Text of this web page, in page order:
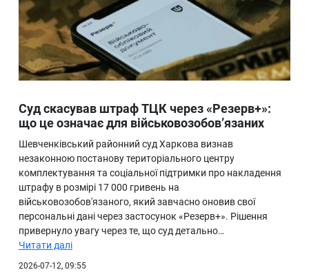
Суд скасував штраф ТЦК через «Резерв+»:
що це означає для військовозобов’язаних
Шевченківський районний суд Харкова визнав
незаконною постанову територіального центру
комплектування та соціальної підтримки про накладення
штрафу в розмірі 17 000 гривень на
військовозобов'язаного, який завчасно оновив свої
персональні дані через застосунок «Резерв+». Рішення
привернуло увагу через те, що суд детально…
Читати далі
2026-07-12, 09:55